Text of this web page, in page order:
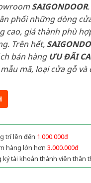
SAIGONDOOR.
phối những dòng
cao, giá thành phù
Trên hết,
bán hàng ƯU ĐÃI
mã, loại cửa gỗ và
trí lên đến 1.000.000đ
hàng lớn hơn 3.000.000đ
tài khoản thành viên thân